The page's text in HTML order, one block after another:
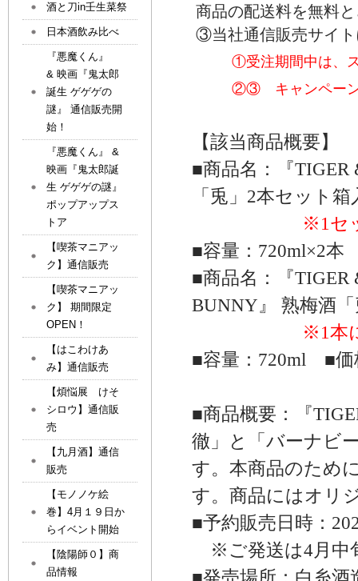
商品の配送料を無料
③当社通信販売サイト
①受注期間中は、ス
②③ キャンペーンは
【該当商品概要】
■商品名 ：
『
「兎」 2本セット箱
※1セ
■容量： 720ml×2本
■商品名：
『
BUNNY』 熟梅酒
※1本
■容量： 720ml ■価
■商品概要：
『
徹」と「バーナビ
す。本商品のため
す。商品にはオリ
■予約販売日時：
※ご発送は4月中
酒と刀in壬生菜祭
日本酒飲み比べ
『悪魔くん』
& 映画『鬼太郎
誕生 ゲゲゲの
謎』 通信販売開
始！
『悪魔くん』 &
映画『鬼太郎誕
生 ゲゲゲの謎』
ポップアップス
トア
【喫茶マニアッ
ク】通信販売
【喫茶マニアッ
ク】 期間限定
OPEN！
【はこわけあ
み】通信販売
【煩悩展 けそ
シロウ】通信販
売
【九月酒】通信
販売
【モノノケ絵
巻】4月１９日か
らイベント開始
【陰陽師０】商
品情報